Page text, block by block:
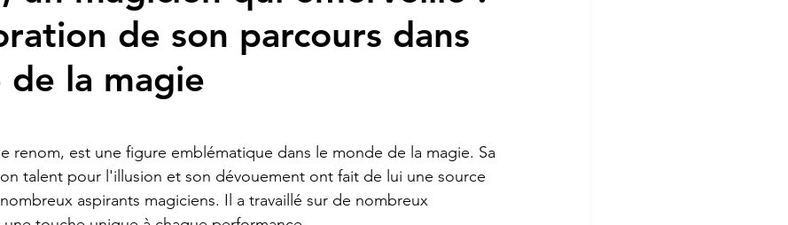
de son parcours dans
la magie
renom, est une figure emblématique dans le monde de la magie. Sa
talent pour l'illusion et son dévouement ont fait de lui une source
aspirants magiciens. Il a travaillé sur de nombreux